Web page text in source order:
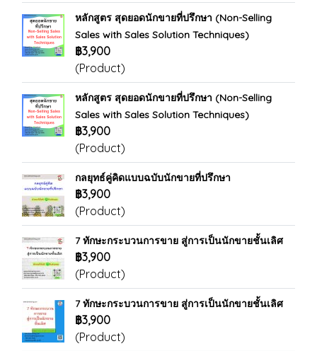
หลักสูตร สุดยอดนักขายที่ปรึกษา (Non-Selling
Sales with Sales Solution Techniques)
฿3,900
(Product)
หลักสูตร สุดยอดนักขายที่ปรึกษา (Non-Selling
Sales with Sales Solution Techniques)
฿3,900
(Product)
กลยุทธ์คู่คิดแบบฉบับนักขายที่ปรึกษา
฿3,900
(Product)
7 ทักษะกระบวนการขาย สู่การเป็นนักขายชั้นเลิศ
฿3,900
(Product)
7 ทักษะกระบวนการขาย สู่การเป็นนักขายชั้นเลิศ
฿3,900
(Product)